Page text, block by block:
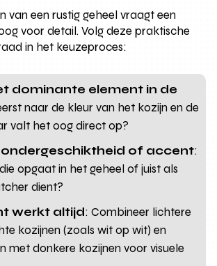
van een rustig geheel vraagt een
voor detail. Volg deze praktische
in het keuzeproces:
dominante element in de
naar de kleur van het kozijn en de
valt het oog direct op?
ondergeschiktheid of accent:
opgaat in het geheel of juist als
dient?
werkt altijd: Combineer lichtere
kozijnen (zoals wit op wit) en
met donkere kozijnen voor visuele